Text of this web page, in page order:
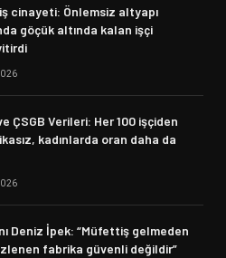
cinayeti: Önlemsiz altyapı
göçük altında kalan işçi
ÇSGB Verileri: Her 100 işçiden
kadınlarda oran daha da
Deniz İpek: “Müfettiş gelmeden
fabrika güvenli değildir”